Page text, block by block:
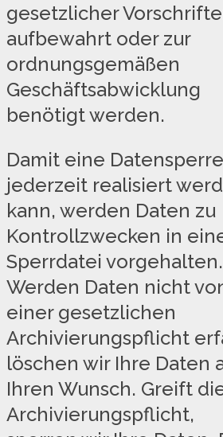
gesetzlicher
aufbewahrt oder zur
ordnungsgemäßen
Geschäftsabwicklung
benötigt werden.
Damit eine Datensperre
jederzeit realisiert
kann, werden Daten zu
Kontrollzwecken in
Sperrdatei vorgehalten.
Werden Daten nicht
einer gesetzlichen
Archivierungspflicht
löschen wir Ihre Daten
Ihren Wunsch. Greift
Archivierungspflicht,